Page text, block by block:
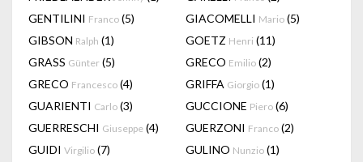
GENTILINI Franco (5) GIACOMELLI Mario (5)
GIBSON Ralph (1) GOETZ Henri (11)
GRASS Günter (5) GRECO Emilio (2)
GRECO Francesco (4) GRIFFA Giorgio (1)
GUARIENTI Carlo (3) GUCCIONE Piero (6)
GUERRESCHI Giuseppe (4) GUERZONI Franco (2)
GUIDI Virgilio (7) GULINO Nunzio (1)